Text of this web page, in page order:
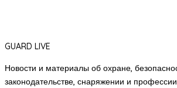
GUARD LIVE
Новости и материалы об охране,
законодательстве, снаряжении и